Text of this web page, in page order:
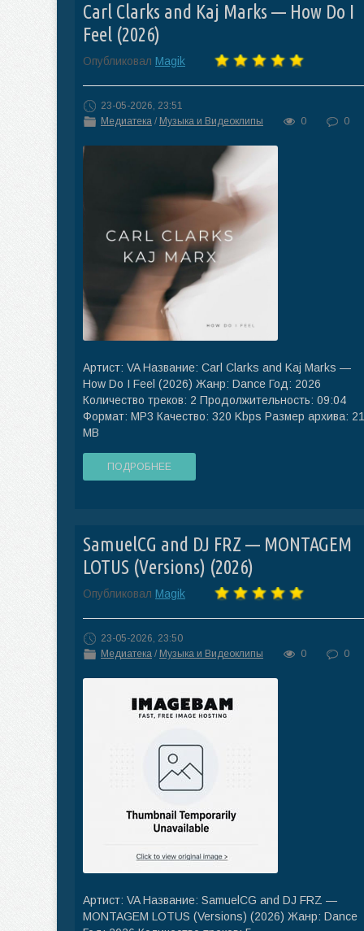
Carl Clarks and Kaj Marks — How Do I
Feel (2026)
Опубликовал Magik
23-05-2026, 23:51
Медиатека / Музыка и Видеоклипы 0 0
Артист: VA Название: Carl Clarks and Kaj Marks —
How Do I Feel (2026) Жанр: Dance Год: 2026
Количество треков: 2 Продолжительность: 09:04
Формат: MP3 Качество: 320 Kbps Размер архива: 21
MB
ПОДРОБНЕЕ
SamuelCG and DJ FRZ — MONTAGEM
LOTUS (Versions) (2026)
Опубликовал Magik
23-05-2026, 23:50
Медиатека / Музыка и Видеоклипы 0 0
Артист: VA Название: SamuelCG and DJ FRZ —
MONTAGEM LOTUS (Versions) (2026) Жанр: Dance